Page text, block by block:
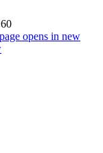
opens in new